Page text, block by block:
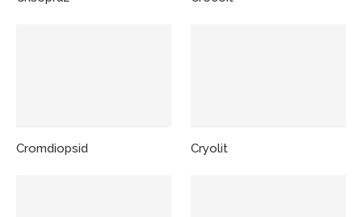
Cromdiopsid Cryolit